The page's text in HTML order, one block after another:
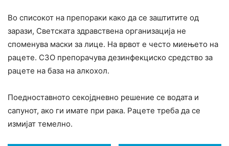
Во списокот на препораки како да се заштитите од
зарази, Светската здравствена организација не
споменува маски за лице. На врвот е често миењето на
рацете. СЗО препорачува дезинфекциско средство за
рацете на база на алкохол.
Поедноставното секојдневно решение се водата и
сапунот, ако ги имате при рака. Рацете треба да се
измијат темелно.